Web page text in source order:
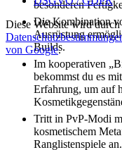
besonderen
Die Kombination
Ausrüstung
Builds.
Im kooperativen
bekommst du es
Erfahrung, um auf
Tritt in PvP-Modi
kosmetischem
Ranglistenspiele an.
Diese Website wird
von Google.